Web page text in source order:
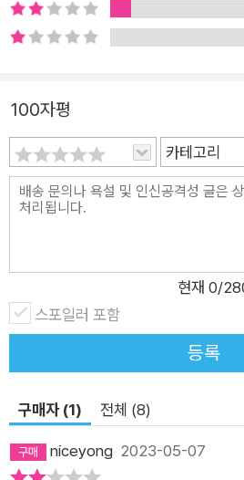
무언가에 집중하고 있기엔 디지털 세
상대방이 최대한 짧게 요점만 말해주
엇을 말하든 남들보다 더 주목받을 것이다. 백악관이 매
가장 먼저 확인하는 뉴스레터, 세계
글쓰기의 비밀 “간결은 자신감이다. 장황은
트 브레비티》는 세계에서 가장 주목받
오스Axios’ 공동 창업자들의 철학이
스타트업이다. 독자들에게 꼭 필요한
내외의 기사를 쓰며 신드롬을 일으켰고
장 먼저 확인하는 뉴스레터로 자리매
년 세계에서 가장 혁신적인 기업’,
0%)되는 등 그 가치를 인정받았다. 우리는 흔히 ‘중요한 것’을 전
반대’라고 이야기한다. 장황한 설명은
100자평
카테고리
현재 0/
스포일러 포함
등록
구매자 (1) 전체 (8)
niceyong 2023-05-07